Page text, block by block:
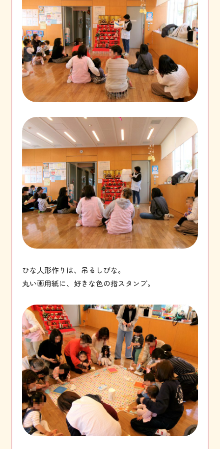
ひな人形作りは、吊るしびな。
丸い画用紙に、好きな色の指スタンプ。